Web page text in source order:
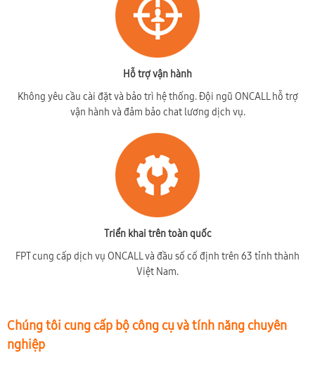
Hỗ trợ vận hành
Không yêu cầu cài đặt và bảo trì hệ thống. Đội ngũ ONCALL hỗ trợ
vận hành và đảm bảo chat lương dịch vụ.
Triển khai trên toàn quốc
FPT cung cấp dịch vụ ONCALL và đầu số cố định trên 63 tỉnh thành
Việt Nam.
Chúng tôi cung cấp bộ công cụ và tính năng chuyên
nghiệp